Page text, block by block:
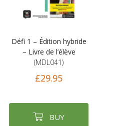
Défi 1 – Édition hybride
– Livre de l’élève
(MDL041)
£29.95
BUY